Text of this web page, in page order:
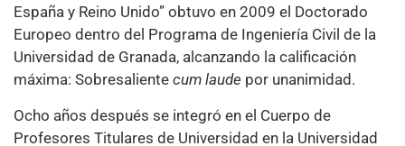
España y Reino Unido” obtuvo en 2009 el Doctorado
Europeo dentro del Programa de Ingeniería Civil de la
Universidad de Granada, alcanzando la calificación
máxima: Sobresaliente cum laude por unanimidad.
Ocho años después se integró en el Cuerpo de
Profesores Titulares de Universidad en la Universidad